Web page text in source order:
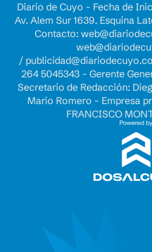
Diario de Cuyo - Fecha de
Av. Alem Sur 1639. Esquina
Contacto:
/
264 5045343 - Gerente
Secretario de Redacción:
Mario Romero - Empresa
FRANCISCO